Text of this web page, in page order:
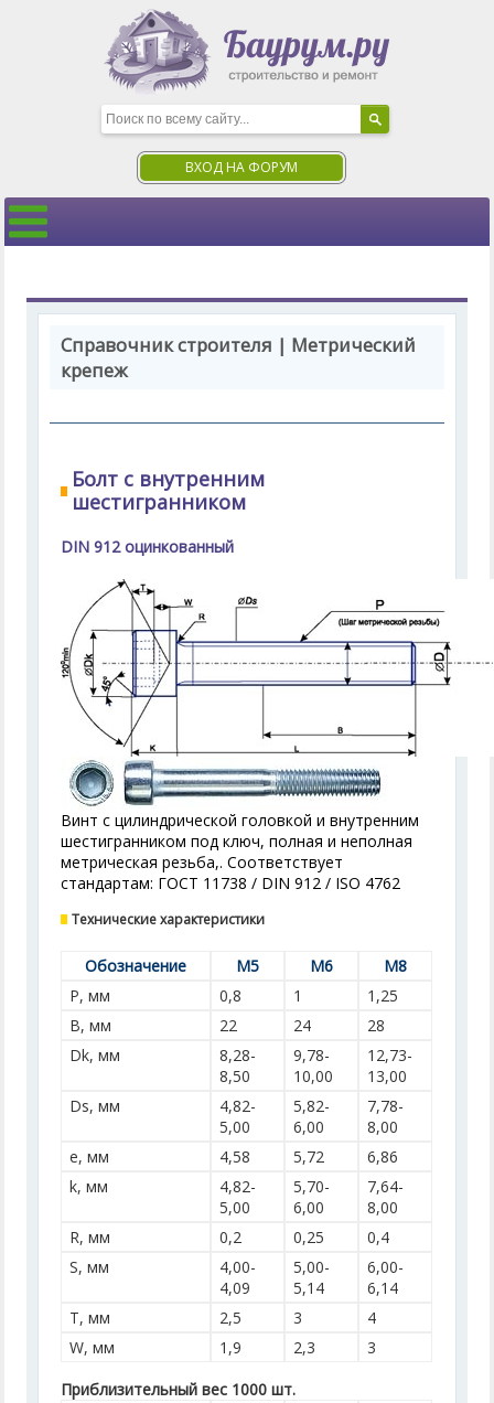
ВХОД НА ФОРУМ
Справочник строителя | Метрический
крепеж
Болт с внутренним
шестигранником
DIN 912 оцинкованный
Винт с цилиндрической головкой и внутренним
шестигранником под ключ, полная и неполная
метрическая резьба,. Соответствует
стандартам: ГОСТ 11738 / DIN 912 / ISO 4762
Технические характеристики
Обозначение M5 M6
M8
P, мм
0,8 1
1,25
B, мм
22 24
28
Dk, мм
8,28-
8,50
9,78-
10,00
12,73-
13,00
Ds, мм
4,82-
5,00
5,82-
6,00
7,78-
8,00
e, мм
4,58 5,72
6,86
k, мм
4,82-
5,00
5,70-
6,00
7,64-
8,00
R, мм
0,2 0,25
0,4
S, мм
4,00-
4,09
5,00-
5,14
6,00-
6,14
T, мм
2,5 3
4
W, мм
1,9 2,3
3
Приблизительный вес 1000 шт.